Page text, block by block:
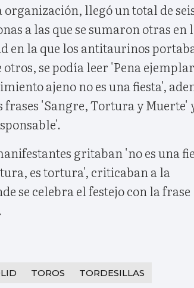
llegó un total de
a las que se sumaron otras en
en la que los antitaurinos
se podía leer 'Pena
ajeno no es una fiesta',
frases 'Sangre, Tortura y Muerte'
gritaban 'no es una
es tortura', criticaban a la
se celebra el festejo con la frase
TOROS TORDESILLAS